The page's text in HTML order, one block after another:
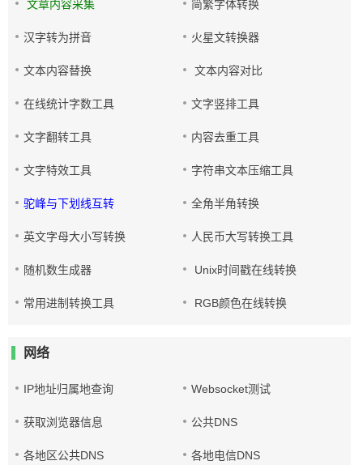
文章内容采集 简繁字体转换
汉字转为拼音 火星文转换器
文本内容替换 文本内容对比
在线统计字数工具 文字竖排工具
文字翻转工具 内容去重工具
文字特效工具 字符串文本压缩工具
驼峰与下划线互转 全角半角转换
英文字母大小写转换 人民币大写转换工具
随机数生成器 Unix时间戳在线转换
常用进制转换工具 RGB颜色在线转换
网络
IP地址归属地查询 Websocket测试
获取浏览器信息 公共DNS
各地区公共DNS 各地电信DNS